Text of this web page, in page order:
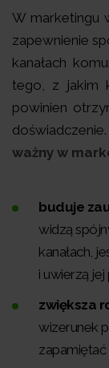
W marketingu
zapewnienie
kanałach
tego, z jakim
powinien
doświadczenie.
ważny w
buduje
widzą
kanałach,
i uwierzą
zwiększa
wizerunek
zapamiętać